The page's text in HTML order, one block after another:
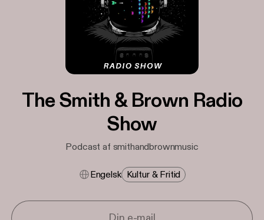
The Smith & Brown Radio
Show
Podcast af smithandbrownmusic
Engelsk Kultur & Fritid